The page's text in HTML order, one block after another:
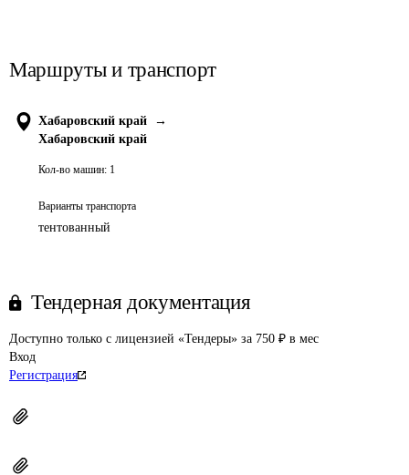
Маршруты и транспорт
Хабаровский край
→
Хабаровский край
Кол-во машин: 1
Варианты транспорта
тентованный
Тендерная документация
Доступно только с лицензией «Тендеры» за 750 ₽ в мес
Вход
Регистрация